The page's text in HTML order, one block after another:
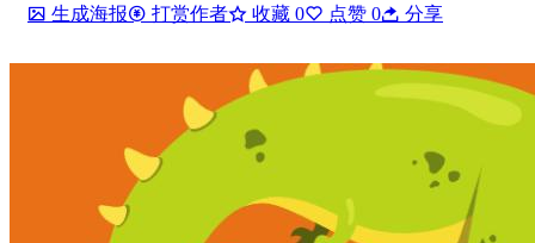
生成海报
打赏作者 收藏 0 点赞 0 分享